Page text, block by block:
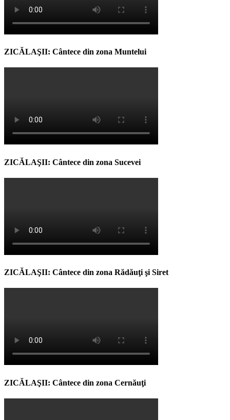
ZICĂLAŞII: Cântece din zona Muntelui
ZICĂLAŞII: Cântece din zona Sucevei
ZICĂLAŞII: Cântece din zona Rădăuţi şi Siret
ZICĂLAŞII: Cântece din zona Cernăuţi